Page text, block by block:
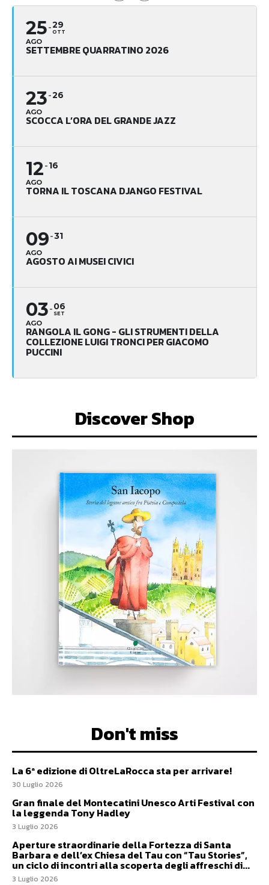
25
AGO
29
OTT
SETTEMBRE QUARRATINO 2026
23
AGO
26
SCOCCA L’ORA DEL GRANDE JAZZ
12
AGO
16
TORNA IL TOSCANA DJANGO FESTIVAL
09
AGO
31
AGOSTO AI MUSEI CIVICI
03
AGO
06
SET
RANGOLA IL GONG - GLI STRUMENTI DELLA
COLLEZIONE LUIGI TRONCI PER GIACOMO
PUCCINI
Discover Shop
Don't miss
La 6ª edizione di OltreLaRocca sta per arrivare!
30 Luglio 2026
Gran finale del Montecatini Unesco Arti Festival con
la leggenda Tony Hadley
3 Luglio 2026
Aperture straordinarie della Fortezza di Santa
Barbara e dell’ex Chiesa del Tau con “Tau Stories”,
un ciclo di incontri alla scoperta degli affreschi di...
3 Luglio 2026